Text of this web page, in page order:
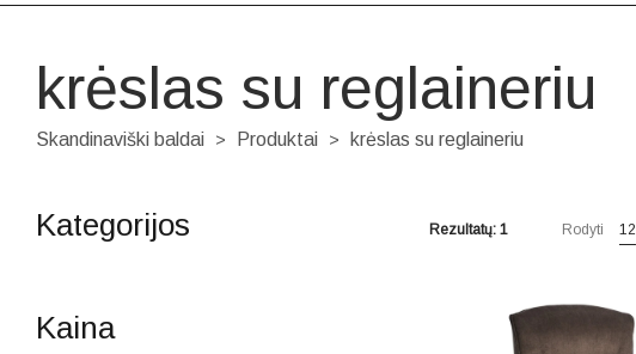
krėslas su reglaineriu
Skandinaviški baldai > Produktai > krėslas su reglaineriu
Rezultatų: 1 Rodyti 12
Kategorijos
Kaina